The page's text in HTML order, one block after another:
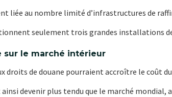
liée au nombre limité d’infrastructures de
seulement trois grandes installations
sur le marché intérieur
droits de douane pourraient accroître le coût
devenir plus tendu que le marché mondial,